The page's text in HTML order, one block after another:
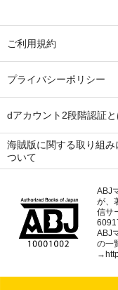
ご利用規約
プライバシーポリシー
dアカウント2段階認証と
海賊版に関する取り組み
ついて
ABJ
が、
信サ
ABJ
の一
→